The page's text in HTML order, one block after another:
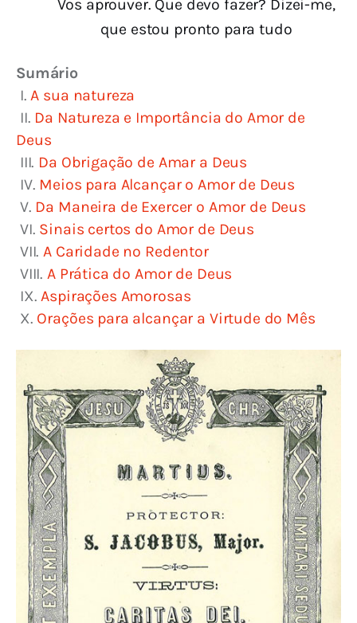
Vos aprouver. Que devo fazer? Dizei-me,
que estou pronto para tudo
Sumário
I. A sua natureza
II. Da Natureza e Importância do Amor de
Deus
III. Da Obrigação de Amar a Deus
IV. Meios para Alcançar o Amor de Deus
V. Da Maneira de Exercer o Amor de Deus
VI. Sinais certos do Amor de Deus
VII. A Caridade no Redentor
VIII. A Prática do Amor de Deus
IX. Aspirações Amorosas
X. Orações para alcançar a Virtude do Mês